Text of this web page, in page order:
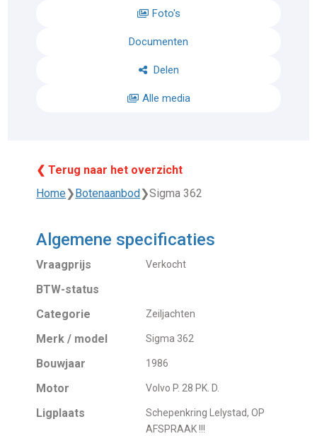
Foto's
Documenten
Delen
Alle media
❮ Terug naar het overzicht
Home❯ Botenaanbod ❯Sigma 362
Algemene specificaties
Vraagprijs Verkocht
BTW-status
Categorie
Zeiljachten
Merk / model Sigma 362
Bouwjaar 1986
Motor Volvo P. 28 PK. D.
Ligplaats
Schepenkring Lelystad, OP
AFSPRAAK !!!